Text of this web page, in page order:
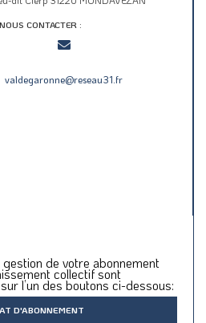
CONTACTER :
valdegaronne@reseau31.fr
de votre abonnement
collectif sont
l’un des boutons ci-dessous:
D'ABONNEMENT